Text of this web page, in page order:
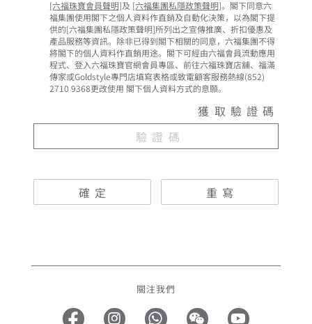
[六福珠寶會員聲明]及 [六福集團私隱政策聲明]。閣下同意六
福集團使用閣下之個人資料作直銷及自動化決策，以為閣下提
供的[六福集團私隱政策聲明]所列出之宣傳推廣、折扣優惠及
產品服務等資訊。除非已得到閣下相關的同意，六福集團不得
將閣下的個人資料作直銷用途。閣下可經由六福會員流動應用
程式、登入六福珠寶官網會員專區、前往六福珠寶店舖、福滿
傳家或Goldstyle專門店填寫表格或致電顧客服務熱線(852)
2710 9368更改使用 閣下個人資料方式的意願。
獲取驗證碼
確定 重寫
關注我們